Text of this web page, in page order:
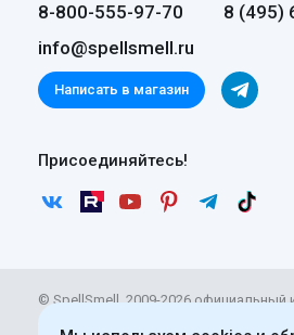
8-800-555-97-70
8 (495)
info@spellsmell.ru
Написать в магазин
Присоединяйтесь!
© SpellSmell, 2009-2026
Материалы сайта доступны по